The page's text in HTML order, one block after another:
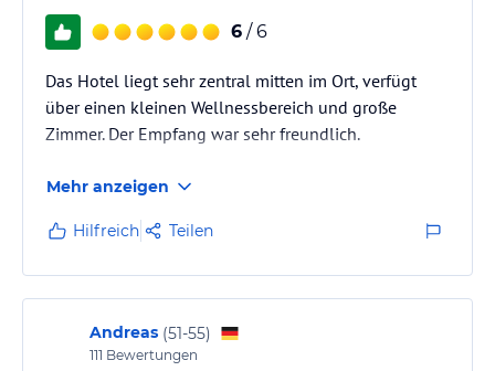
6 / 6
Das Hotel liegt sehr zentral mitten im Ort, verfügt
über einen kleinen Wellnessbereich und große
Zimmer. Der Empfang war sehr freundlich.
Mehr anzeigen
Hilfreich Teilen
Andreas (51-55)
111 Bewertungen